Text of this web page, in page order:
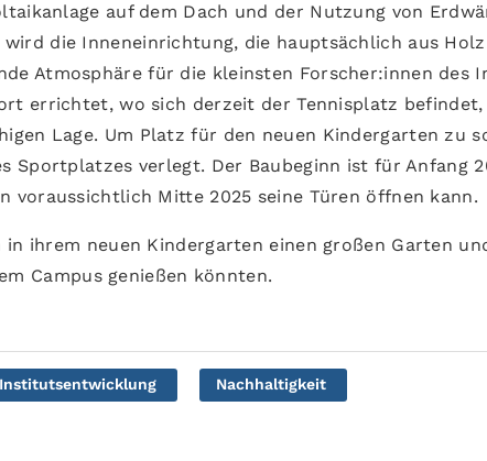
auf dem Dach und der Nutzung von
die Inneneinrichtung, die hauptsächlich aus
Atmosphäre für die kleinsten Forscher:innen des
errichtet, wo sich derzeit der Tennisplatz befindet,
Lage. Um Platz für den neuen Kindergarten zu
Sportplatzes verlegt. Der Baubeginn ist für Anfang
voraussichtlich Mitte 2025 seine Türen öffnen kann.
in ihrem neuen Kindergarten einen großen Garten
Campus genießen könnten.
Institutsentwicklung Nachhaltigkeit